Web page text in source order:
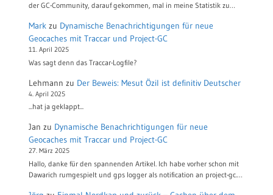
der GC-Community, darauf gekommen, mal in meine Statistik zu…
Mark zu Dynamische Benachrichtigungen für neue
Geocaches mit Traccar und Project-GC
11. April 2025
Was sagt denn das Traccar-Logfile?
Lehmann zu Der Beweis: Mesut Özil ist definitiv Deutscher
4. April 2025
...hat ja geklappt...
Jan zu Dynamische Benachrichtigungen für neue
Geocaches mit Traccar und Project-GC
27. März 2025
Hallo, danke für den spannenden Artikel. Ich habe vorher schon mit
Dawarich rumgespielt und gps logger als notification an project-gc.…